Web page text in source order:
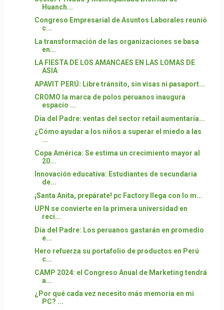
Huanch...
Congreso Empresarial de Asuntos Laborales reunió
c...
La transformación de las organizaciones se basa
en...
LA FIESTA DE LOS AMANCAES EN LAS LOMAS DE
ASIA
APAVIT PERÚ: Libre tránsito, sin visas ni pasaport...
CROMO la marca de polos peruanos inaugura
espacio ...
Día del Padre: ventas del sector retail aumentaría...
¿Cómo ayudar a los niños a superar el miedo a las
...
Copa América: Se estima un crecimiento mayor al
20...
Innovación educativa: Estudiantes de secundaria
de...
¡Santa Anita, prepárate! pc Factory llega con lo m...
UPN se convierte en la primera universidad en
reci...
Día del Padre: Los peruanos gastarán en promedio
e...
Hero refuerza su portafolio de productos en Perú
c...
CAMP 2024: el Congreso Anual de Marketing tendrá
a...
¿Por qué cada vez necesito más memoria en mi
PC? ...